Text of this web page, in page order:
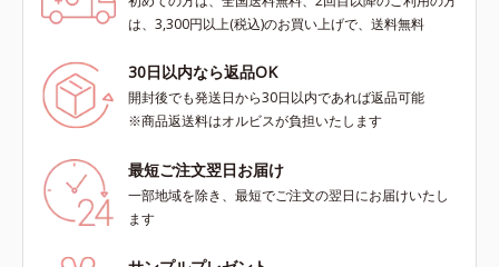
は、3,300円以上(税込)のお買い上げで、送料無料
30日以内なら返品OK
開封後でも発送日から30日以内であれば返品可能
※商品返送料はオルビスが負担いたします
最短ご注文翌日お届け
一部地域を除き、最短でご注文の翌日にお届けいたし
ます